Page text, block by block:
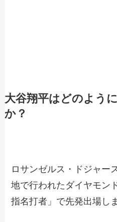
大谷翔平はどのよう
か？
ロサンゼルス・ドジャー
地で行われたダイヤモン
指名打者」で先発出場し